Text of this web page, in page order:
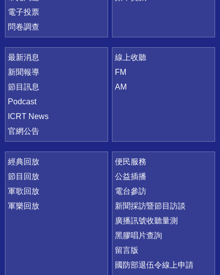
電子投票
問卷調查
最新消息
新聞報導
節目訊息
Podcast
ICRT News
官網公告
線上收聽
FM
AM
經典回放
節目回放
軍歌回放
軍樂回放
便民服務
公益插播
電台參訪
新聞採訪暨節目訪談
廣播訊號收聽量測
黑膠唱片查詢
留言版
國防部退伍令線上申請